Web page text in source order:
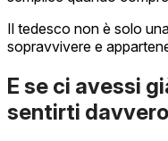
Il tedesco non è solo
sopravvivere e
E se ci avessi
sentirti